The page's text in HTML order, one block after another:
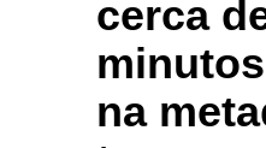
cerca
na